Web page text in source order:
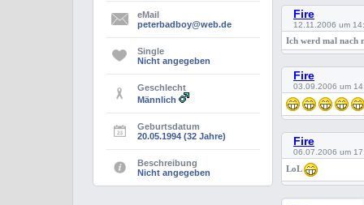
eMail
peterbadboy@web.de
Single
Nicht angegeben
Geschlecht
Männlich
Geburtsdatum
20.05.1994 (32 Jahre)
Beschreibung
Nicht angegeben
Fire
12.11.2006 um
Ich werd mal nach
Fire
03.09.2006 um
Fire
06.07.2006 um
LoL